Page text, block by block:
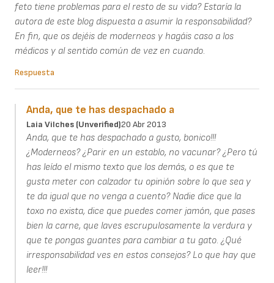
feto tiene problemas para el resto de su vida? Estaría la
autora de este blog dispuesta a asumir la responsabilidad?
En fin, que os dejéis de moderneos y hagáis caso a los
médicos y al sentido común de vez en cuando.
Respuesta
Anda, que te has despachado a
Laia Vilches (unverified)20 Abr 2013
Anda, que te has despachado a gusto, bonico!!!
¿Moderneos? ¿Parir en un establo, no vacunar? ¿Pero tú
has leído el mismo texto que los demás, o es que te
gusta meter con calzador tu opinión sobre lo que sea y
te da igual que no venga a cuento? Nadie dice que la
toxo no exista, dice que puedes comer jamón, que pases
bien la carne, que laves escrupulosamente la verdura y
que te pongas guantes para cambiar a tu gato. ¿Qué
irresponsabilidad ves en estos consejos? Lo que hay que
leer!!!